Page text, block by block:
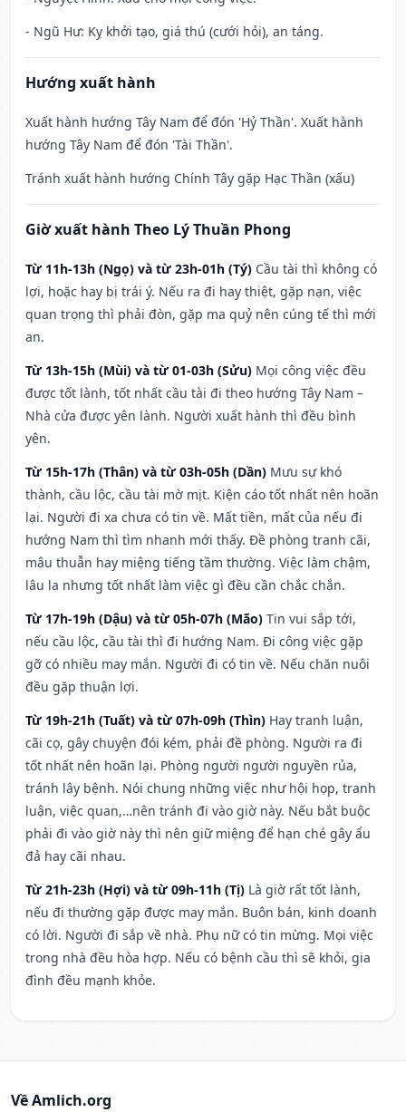
- Ngũ Hư: Kỵ khởi tạo, giá thú (cưới hỏi), an táng.
Hướng xuất hành
Xuất hành hướng Tây Nam để đón 'Hỷ Thần'. Xuất hành
hướng Tây Nam để đón 'Tài Thần'.
Tránh xuất hành hướng Chính Tây gặp Hạc Thần (xấu)
Giờ xuất hành Theo Lý Thuần Phong
Từ 11h-13h (Ngọ) và từ 23h-01h (Tý) Cầu tài thì không có
lợi, hoặc hay bị trái ý. Nếu ra đi hay thiệt, gặp nạn, việc
quan trọng thì phải đòn, gặp ma quỷ nên cúng tế thì mới
an.
Từ 13h-15h (Mùi) và từ 01-03h (Sửu) Mọi công việc đều
được tốt lành, tốt nhất cầu tài đi theo hướng Tây Nam –
Nhà cửa được yên lành. Người xuất hành thì đều bình
yên.
Từ 15h-17h (Thân) và từ 03h-05h (Dần) Mưu sự khó
thành, cầu lộc, cầu tài mờ mịt. Kiện cáo tốt nhất nên hoãn
lại. Người đi xa chưa có tin về. Mất tiền, mất của nếu đi
hướng Nam thì tìm nhanh mới thấy. Đề phòng tranh cãi,
mâu thuẫn hay miệng tiếng tầm thường. Việc làm chậm,
lâu la nhưng tốt nhất làm việc gì đều cần chắc chắn.
Từ 17h-19h (Dậu) và từ 05h-07h (Mão) Tin vui sắp tới,
nếu cầu lộc, cầu tài thì đi hướng Nam. Đi công việc gặp
gỡ có nhiều may mắn. Người đi có tin về. Nếu chăn nuôi
đều gặp thuận lợi.
Từ 19h-21h (Tuất) và từ 07h-09h (Thìn) Hay tranh luận,
cãi cọ, gây chuyện đói kém, phải đề phòng. Người ra đi
tốt nhất nên hoãn lại. Phòng người người nguyền rủa,
tránh lây bệnh. Nói chung những việc như hội họp, tranh
luận, việc quan,…nên tránh đi vào giờ này. Nếu bắt buộc
phải đi vào giờ này thì nên giữ miệng để hạn ché gây ẩu
đả hay cãi nhau.
Từ 21h-23h (Hợi) và từ 09h-11h (Tị) Là giờ rất tốt lành,
nếu đi thường gặp được may mắn. Buôn bán, kinh doanh
có lời. Người đi sắp về nhà. Phụ nữ có tin mừng. Mọi việc
trong nhà đều hòa hợp. Nếu có bệnh cầu thì sẽ khỏi, gia
đình đều mạnh khỏe.
Về Amlich.org